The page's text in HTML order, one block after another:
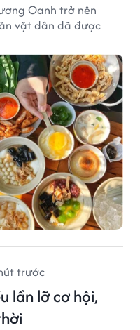
Oanh trở nên
vặt dân dã được
trước
lần lỡ cơ hội,